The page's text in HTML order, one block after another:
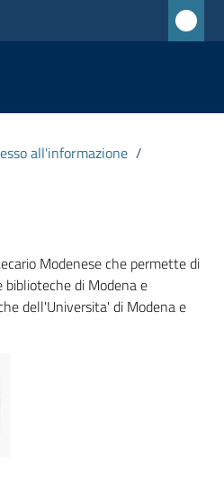
all'informazione /
Modenese che permette di
di Modena e
dell'Universita' di Modena e